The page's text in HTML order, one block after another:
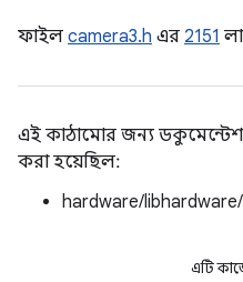
ফাইল camera3.h এর 2151
এই কাঠামোর জন্য
করা হয়েছিল:
hardware/
এটি